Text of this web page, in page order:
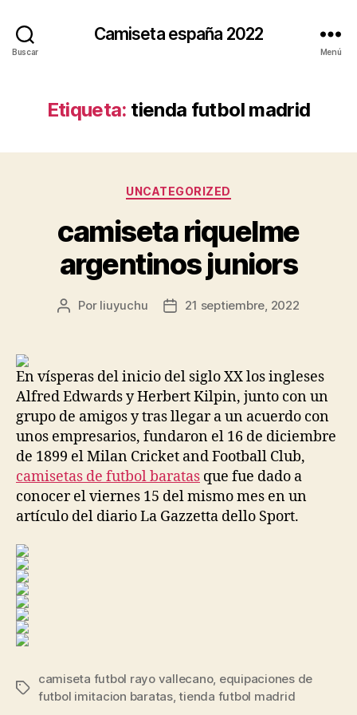
Buscar
Camiseta españa 2022
Menú
Etiqueta: tienda futbol madrid
Categorías
UNCATEGORIZED
camiseta riquelme
argentinos juniors
Autor
Por liuyuchu
Fecha21 septiembre, 2022
En vísperas del inicio del siglo XX los ingleses
Alfred Edwards y Herbert Kilpin, junto con un
grupo de amigos y tras llegar a un acuerdo con
unos empresarios, fundaron el 16 de diciembre
de 1899 el Milan Cricket and Football Club,
camisetas de futbol baratas que fue dado a
conocer el viernes 15 del mismo mes en un
artículo del diario La Gazzetta dello Sport.
Etiquetas
camiseta futbol rayo vallecano, equipaciones de
futbol imitacion baratas,tienda futbol madrid